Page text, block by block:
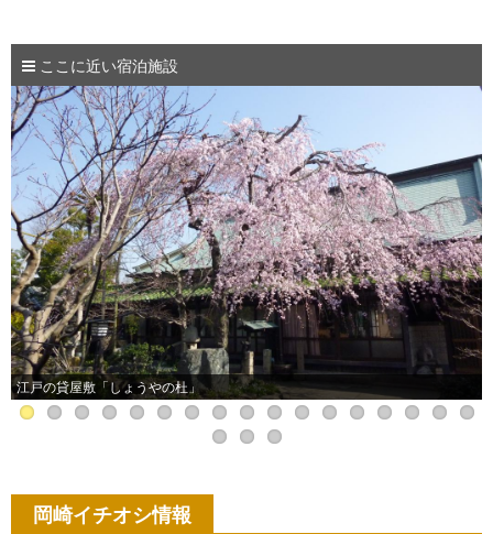
ここに近い宿泊施設
江戸の貸屋敷「しょうやの杜」
岡崎イチオシ情報